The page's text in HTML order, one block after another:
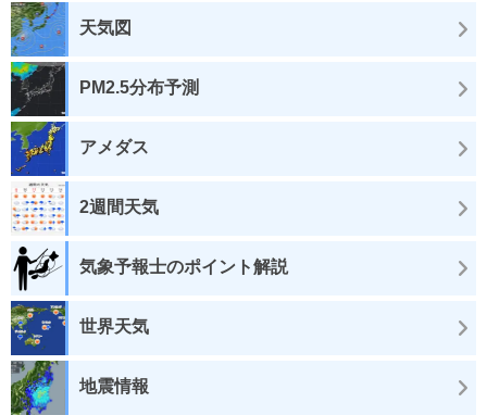
天気図
PM2.5分布予測
アメダス
2週間天気
気象予報士のポイント解説
世界天気
地震情報